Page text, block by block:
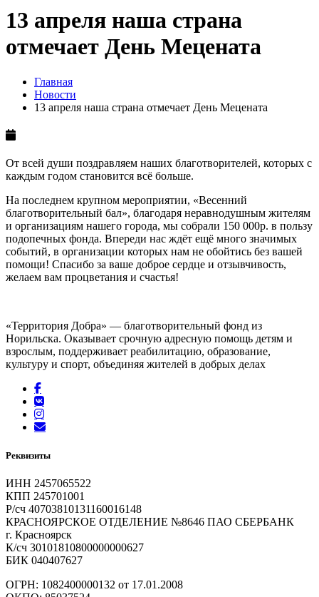
13 апреля наша страна
отмечает День Мецената
Главная
Новости
13 апреля наша страна отмечает День Мецената
От всей души поздравляем наших благотворителей, которых с
каждым годом становится всё больше.
На последнем крупном мероприятии, «Весенний
благотворительный бал», благодаря неравнодушным жителям
и организациям нашего города, мы собрали 150 000р. в пользу
подопечных фонда. Впереди нас ждёт ещё много значимых
событий, в организации которых нам не обойтись без вашей
помощи! Спасибо за ваше доброе сердце и отзывчивость,
желаем вам процветания и счастья!
«Территория Добра» — благотворительный фонд из
Норильска. Оказывает срочную адресную помощь детям и
взрослым, поддерживает реабилитацию, образование,
культуру и спорт, объединяя жителей в добрых делах
Реквизиты
ИНН 2457065522
КПП 245701001
Р/сч 40703810131160016148
КРАСНОЯРСКОЕ ОТДЕЛЕНИЕ №8646 ПАО СБЕРБАНК
г. Красноярск
К/сч 30101810800000000627
БИК 040407627
ОГРН: 1082400000132 от 17.01.2008